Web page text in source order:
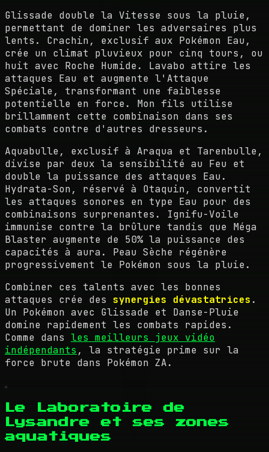
Glissade double la Vitesse sous la pluie,
permettant de dominer les adversaires plus
lents. Crachin, exclusif aux Pokémon Eau,
crée un climat pluvieux pour cinq tours, ou
huit avec Roche Humide. Lavabo attire les
attaques Eau et augmente l'Attaque
Spéciale, transformant une faiblesse
potentielle en force. Mon fils utilise
brillamment cette combinaison dans ses
combats contre d'autres dresseurs.
Aquabulle, exclusif à Araqua et Tarenbulle,
divise par deux la sensibilité au Feu et
double la puissance des attaques Eau.
Hydrata-Son, réservé à Otaquin, convertit
les attaques sonores en type Eau pour des
combinaisons surprenantes. Ignifu-Voile
immunise contre la brûlure tandis que Méga
Blaster augmente de 50% la puissance des
capacités à aura. Peau Sèche régénère
progressivement le Pokémon sous la pluie.
Combiner ces talents avec les bonnes
attaques crée des synergies dévastatrices .
Un Pokémon avec Glissade et Danse-Pluie
domine rapidement les combats rapides.
Comme dans les meilleurs jeux vidéo
indépendants , la stratégie prime sur la
force brute dans Pokémon ZA.
Le Laboratoire de
Lysandre et ses zones
aquatiques